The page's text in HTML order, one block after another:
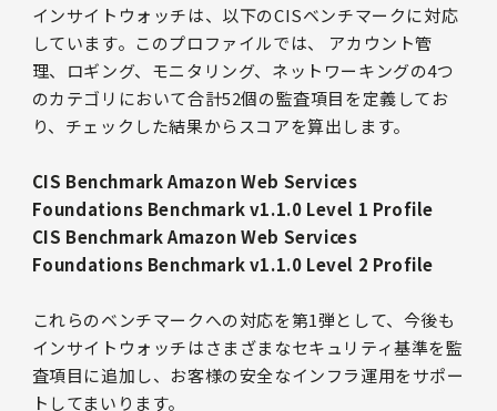
インサイトウォッチは、以下のCISベンチマークに対応
しています。このプロファイルでは、 アカウント管
理、ロギング、モニタリング、ネットワーキングの4つ
のカテゴリにおいて合計52個の監査項目を定義してお
り、チェックした結果からスコアを算出します。
CIS Benchmark Amazon Web Services
Foundations Benchmark v1.1.0 Level 1 Profile
CIS Benchmark Amazon Web Services
Foundations Benchmark v1.1.0 Level 2 Profile
これらのベンチマークへの対応を第1弾として、今後も
インサイトウォッチはさまざまなセキュリティ基準を監
査項目に追加し、お客様の安全なインフラ運用をサポー
トしてまいります。